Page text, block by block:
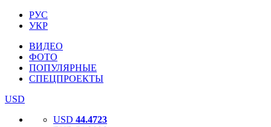
РУС
УКР
ВИДЕО
ФОТО
ПОПУЛЯРНЫЕ
СПЕЦПРОЕКТЫ
USD
USD 44.4723